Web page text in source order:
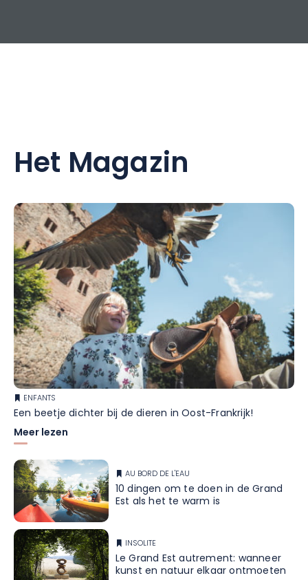
Het Magazin
ENFANTS
Een beetje dichter bij de dieren in Oost-Frankrijk!
Meer lezen
AU BORD DE L'EAU
10 dingen om te doen in de Grand
Est als het te warm is
INSOLITE
Le Grand Est autrement: wanneer
kunst en natuur elkaar ontmoeten